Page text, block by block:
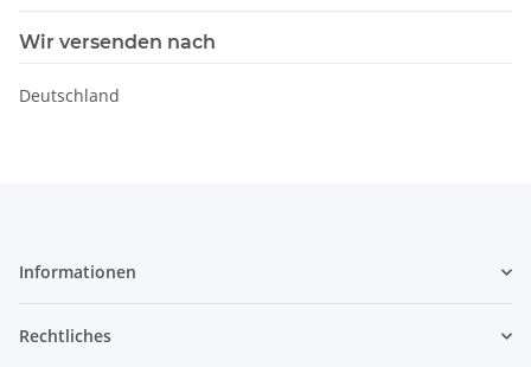
Wir versenden nach
Deutschland
Informationen
Rechtliches